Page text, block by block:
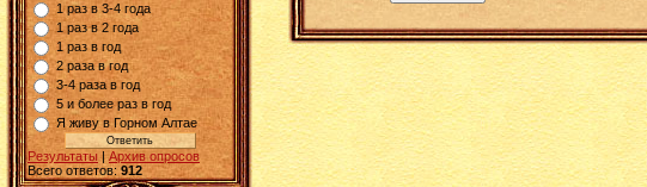
1 раз в 3-4 года
1 раз в 2 года
1 раз в год
2 раза в год
3-4 раза в год
5 и более раз в год
Я живу в Горном Алтае
Результаты |Архив опросов
Всего ответов: 912